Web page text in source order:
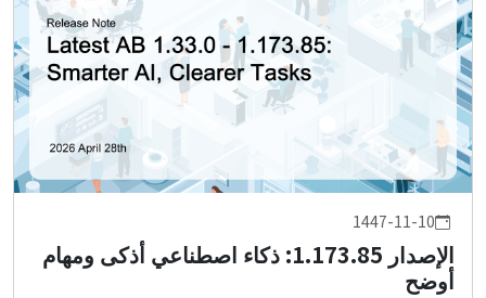
1447-11-10
الإصدار 1.173.85: ذكاء اصطناعي أذكى ومهام
أوضح